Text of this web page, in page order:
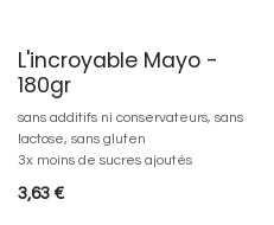
L'incroyable Mayo -
180gr
sans additifs ni conservateurs, sans
lactose, sans gluten
3x moins de sucres ajoutés
3,63 €